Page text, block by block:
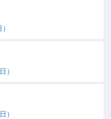
）
）